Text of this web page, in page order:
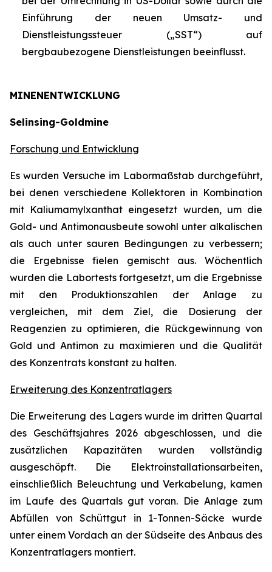
Einführung der neuen Umsatz- und
Dienstleistungssteuer („SST“) auf
bergbaubezogene Dienstleistungen beeinflusst.
MINENENTWICKLUNG
Selinsing-Goldmine
Forschung und Entwicklung
Es wurden Versuche im Labormaßstab durchgeführt,
bei denen verschiedene Kollektoren in Kombination
mit Kaliumamylxanthat eingesetzt wurden, um die
Gold- und Antimonausbeute sowohl unter alkalischen
als auch unter sauren Bedingungen zu verbessern;
die Ergebnisse fielen gemischt aus. Wöchentlich
wurden die Labortests fortgesetzt, um die Ergebnisse
mit den Produktionszahlen der Anlage zu
vergleichen, mit dem Ziel, die Dosierung der
Reagenzien zu optimieren, die Rückgewinnung von
Gold und Antimon zu maximieren und die Qualität
des Konzentrats konstant zu halten.
Erweiterung des Konzentratlagers
Die Erweiterung des Lagers wurde im dritten Quartal
des Geschäftsjahres 2026 abgeschlossen, und die
zusätzlichen Kapazitäten wurden vollständig
ausgeschöpft. Die Elektroinstallationsarbeiten,
einschließlich Beleuchtung und Verkabelung, kamen
im Laufe des Quartals gut voran. Die Anlage zum
Abfüllen von Schüttgut in 1-Tonnen-Säcke wurde
unter einem Vordach an der Südseite des Anbaus des
Konzentratlagers montiert.